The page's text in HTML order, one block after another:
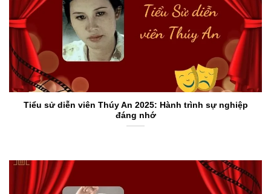
Tiểu sử diễn viên Thúy An 2025: Hành trình sự nghiệp
đáng nhớ